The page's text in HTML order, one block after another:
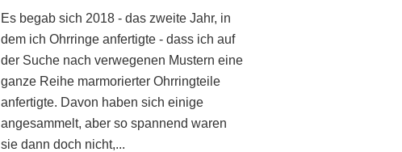
Es begab sich 2018 - das zweite Jahr, in
dem ich Ohrringe anfertigte - dass ich auf
der Suche nach verwegenen Mustern eine
ganze Reihe marmorierter Ohrringteile
anfertigte. Davon haben sich einige
angesammelt, aber so spannend waren
sie dann doch nicht,...